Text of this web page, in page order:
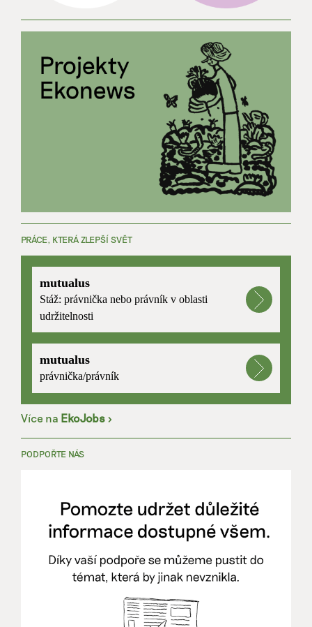
PRÁCE, KTERÁ ZLEPŠÍ SVĚT
mutualus
Stáž: právnička nebo právník v oblasti
udržitelnosti
mutualus
právnička/právník
Více na EkoJobs >
PODPOŘTE NÁS